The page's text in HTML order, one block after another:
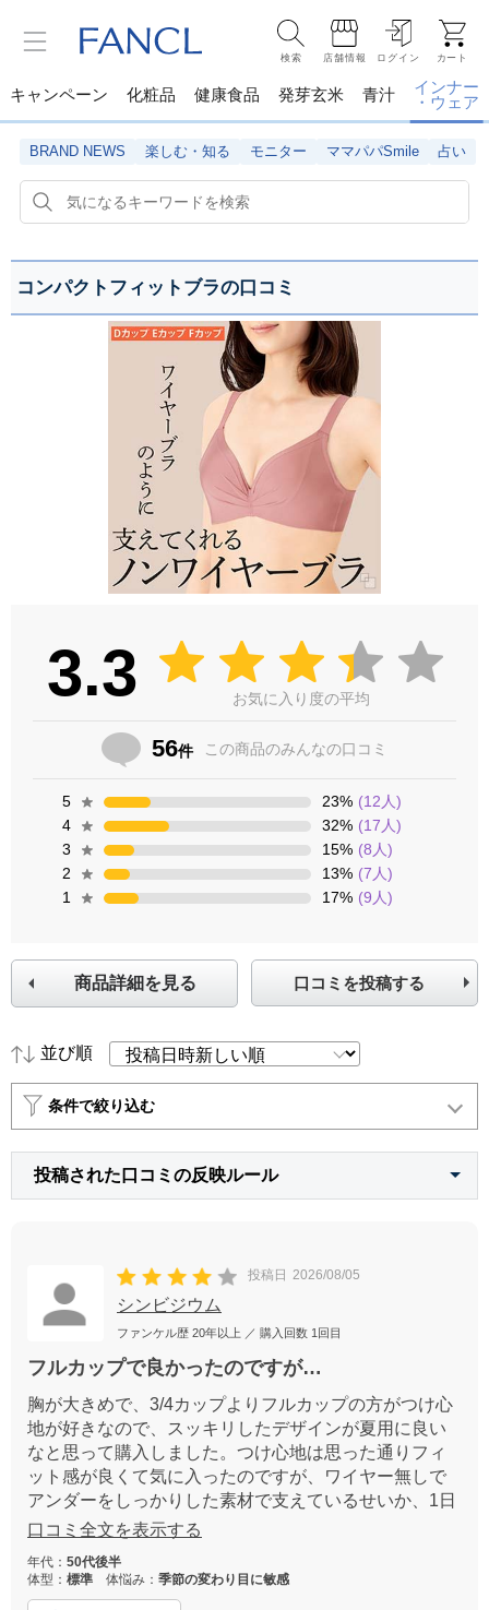
検索 店舗情報 ログイン カート
キャンペーン 化粧品 健康食品 発芽玄米 青汁
インナー
・ウェア
BRAND NEWS 楽しむ・知る モニター ママパパSmile 占い
コンパクトフィットブラの口コミ
3.3 お気に入り度の平均
56件 この商品のみんなの口コミ
5 23% (12人)
4
32% (17人)
3
15% (8人)
2
13% (7人)
1
17% (9人)
口コミを投稿する
商品詳細を見る
並び順
条件で絞り込む
投稿された口コミの反映ルール
投稿日 2026/08/05
シンビジウム
ファンケル歴 20年以上 ／ 購入回数 1回目
フルカップで良かったのですが…
胸が大きめで、3/4カップよりフルカップの方がつけ心
地が好きなので、スッキリしたデザインが夏用に良い
なと思って購入しました。つけ心地は思った通りフィ
ット感が良くて気に入ったのですが、ワイヤー無しで
アンダーをしっかりした素材で支えているせいか、1日
付けているだけで胸囲ぐるっとアンダーが汗疹になっ
います。
口コミ全文を表示する
年代： 50代後半
体型： 標準 体悩み： 季節の変わり目に敏感